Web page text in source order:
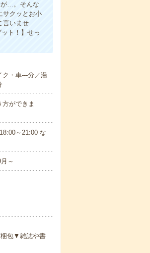
が…。そんな
サクッとお小
言いませ
ト！】せっ
・車---分／湯
ができま
～21:00 な
～
梱包▼雑誌や書